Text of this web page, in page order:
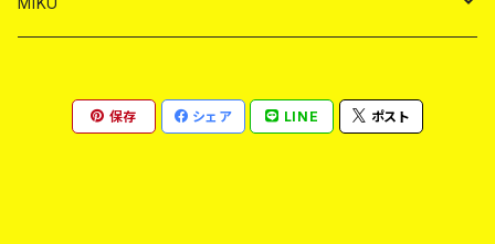
ヤードグラス
ヤードグラス
シャンパン
保存 シェア LINE ポスト